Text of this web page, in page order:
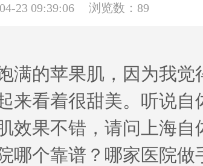
23 09:39:06 浏览数：89
满的苹果肌，因为我觉
来看着很甜美。听说自
效果不错，请问上海自
哪个靠谱？哪家医院做